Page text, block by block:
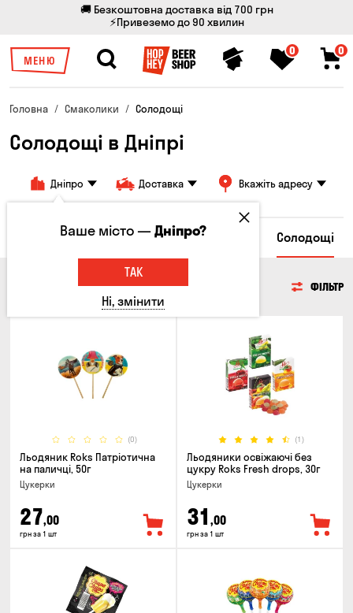
🚚 Безкоштовна доставка від 700 грн
⚡Привеземо до 90 хвилин
МЕНЮ
0 0
Головна Смаколики Солодощі
Солодощі в Дніпрі
Дніпро Доставка Вкажіть адресу
Грінки та Сухарики Злакові снеки Солодощі
СОЛОДОЩІ ФІЛЬТР
(0)
Льодяник Roks Патріотична
на паличці, 50г
Цукерки
27,00
грн за 1 шт
(1)
Льодяники освіжаючі без
цукру Roks Fresh drops, 30г
Цукерки
31 ,00
грн за 1 шт
Ваше місто —Дніпро?
ТАК
Ні, змінити